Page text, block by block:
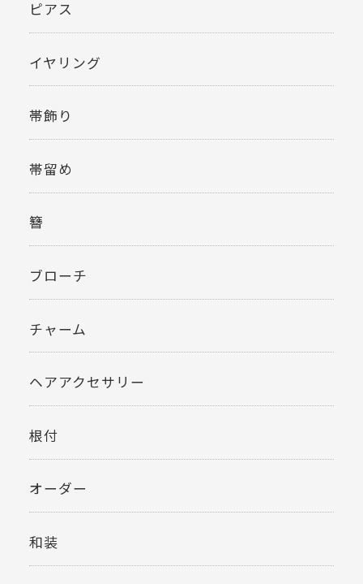
ピアス
イヤリング
帯飾り
帯留め
簪
ブローチ
チャーム
ヘアアクセサリー
根付
オーダー
和装